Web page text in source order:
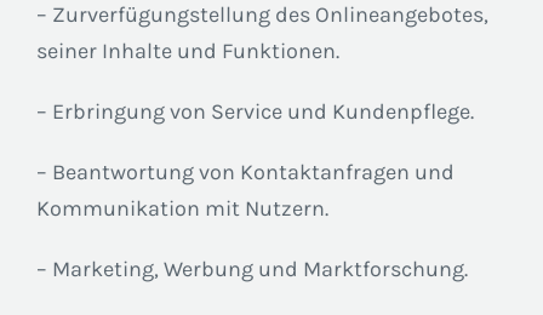
– Zurverfügungstellung des Onlineangebotes,
seiner Inhalte und Funktionen.
– Erbringung von Service und Kundenpflege.
– Beantwortung von Kontaktanfragen und
Kommunikation mit Nutzern.
– Marketing, Werbung und Marktforschung.